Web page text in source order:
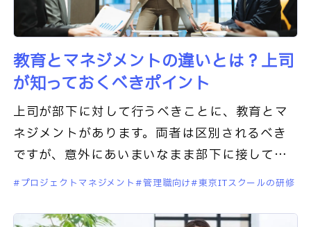
教育とマネジメントの違いとは？上司
が知っておくべきポイント
上司が部下に対して行うべきことに、教育とマ
ネジメントがあります。両者は区別されるべき
ですが、意外にあいまいなまま部下に接してい
ることも多いのではないでしょうか。この記事
プロジェクトマネジメント 管理職向け 東京ITスクールの研修